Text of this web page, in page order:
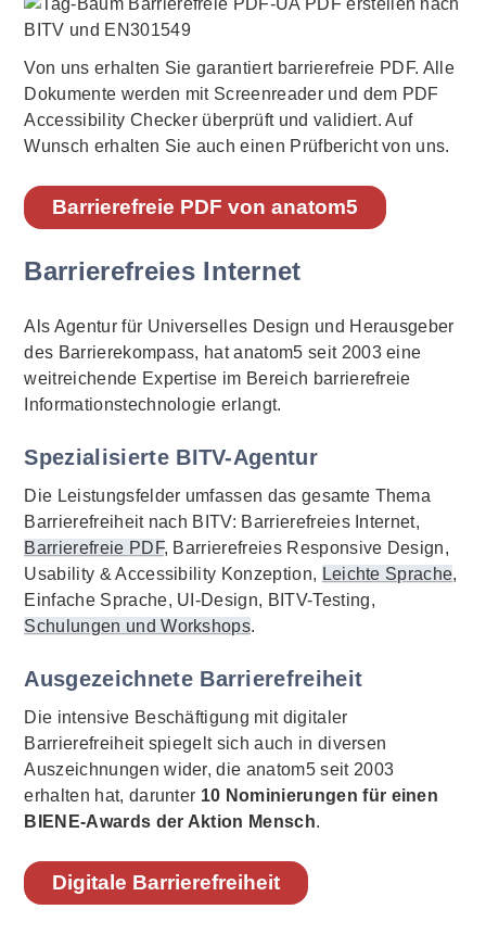
Von uns erhalten Sie garantiert barrierefreie PDF. Alle
Dokumente werden mit Screenreader und dem PDF
Accessibility Checker überprüft und validiert. Auf
Wunsch erhalten Sie auch einen Prüfbericht von uns.
Barrierefreie PDF von anatom5
Barrierefreies Internet
Als Agentur für Universelles Design und Herausgeber
des Barrierekompass, hat anatom5 seit 2003 eine
weitreichende Expertise im Bereich barrierefreie
Informationstechnologie erlangt.
Spezialisierte BITV-Agentur
Die Leistungsfelder umfassen das gesamte Thema
Barrierefreiheit nach BITV: Barrierefreies Internet,
Barrierefreie PDF, Barrierefreies Responsive Design,
Usability & Accessibility Konzeption, Leichte Sprache,
Einfache Sprache, UI-Design, BITV-Testing,
Schulungen und Workshops.
Ausgezeichnete Barrierefreiheit
Die intensive Beschäftigung mit digitaler
Barrierefreiheit spiegelt sich auch in diversen
Auszeichnungen wider, die anatom5 seit 2003
erhalten hat, darunter 10 Nominierungen für einen
BIENE-Awards der Aktion Mensch.
Digitale Barrierefreiheit